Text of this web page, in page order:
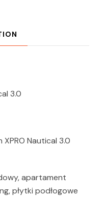
3.0
Nautical 3.0
apartament
płytki podłogowe